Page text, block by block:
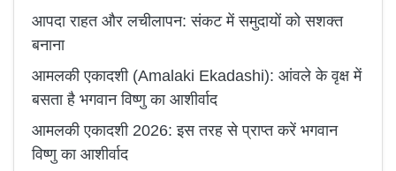
आपदा राहत और लचीलापन: संकट में समुदायों को सशक्त
बनाना
आमलकी एकादशी (Amalaki Ekadashi): आंवले के वृक्ष में
बसता है भगवान विष्णु का आशीर्वाद
आमलकी एकादशी 2026: इस तरह से प्राप्त करें भगवान
विष्णु का आशीर्वाद